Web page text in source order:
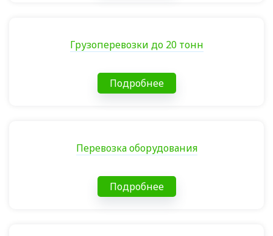
Грузоперевозки до 20 тонн
Подробнее
Перевозка оборудования
Подробнее